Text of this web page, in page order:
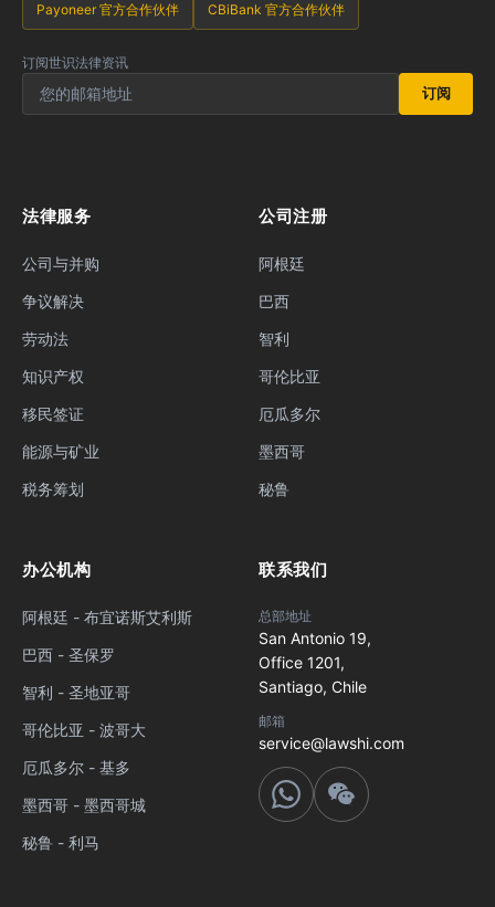
Payoneer 官方合作伙伴 CBiBank 官方合作伙伴
订阅世识法律资讯
订阅
法律服务
公司与并购
争议解决
劳动法
知识产权
移民签证
能源与矿业
税务筹划
公司注册
阿根廷
巴西
智利
哥伦比亚
厄瓜多尔
墨西哥
秘鲁
办公机构
阿根廷 - 布宜诺斯艾利斯
巴西 - 圣保罗
智利 - 圣地亚哥
哥伦比亚 - 波哥大
厄瓜多尔 - 基多
墨西哥 - 墨西哥城
秘鲁 - 利马
联系我们
总部地址
San Antonio 19,
Office 1201,
Santiago, Chile
邮箱
service@lawshi.com